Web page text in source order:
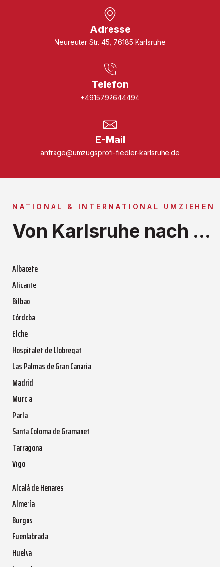
Adresse
Neureuter Str. 45, 76185 Karlsruhe
Telefon
+4915792644494
E-Mail
anfrage@umzugsprofi-fiedler-karlsruhe.de
NATIONAL & INTERNATIONAL UMZIEHEN
Von Karlsruhe nach ...
Albacete
Alicante
Bilbao
Córdoba
Elche
Hospitalet de Llobregat
Las Palmas de Gran Canaria
Madrid
Murcia
Parla
Santa Coloma de Gramanet
Tarragona
Vigo
Alcalá de Henares
Almería
Burgos
Fuenlabrada
Huelva